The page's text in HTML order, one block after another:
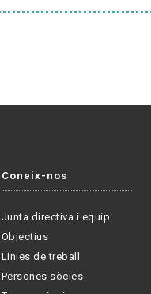
Coneix-nos
Junta directiva i equip
Objectius
Línies de treball
Persones sòcies